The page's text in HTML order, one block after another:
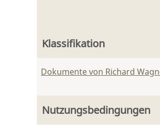
Klassifikation
Dokumente von Richard
Nutzungsbedingungen